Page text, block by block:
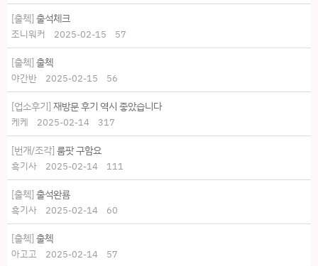
[출첵] 출석체크
조니워커 2025-02-15 57
[출첵] 출첵
야간반 2025-02-15 56
[업소후기] 재방문 후기 역시 좋았습니다
케케 2025-02-14 317
[번개/조각] 룸팟 구함요
흑기사 2025-02-14 111
[출첵] 출석완룜
흑기사 2025-02-14 60
[출첵] 출첵
아고고 2025-02-14 57